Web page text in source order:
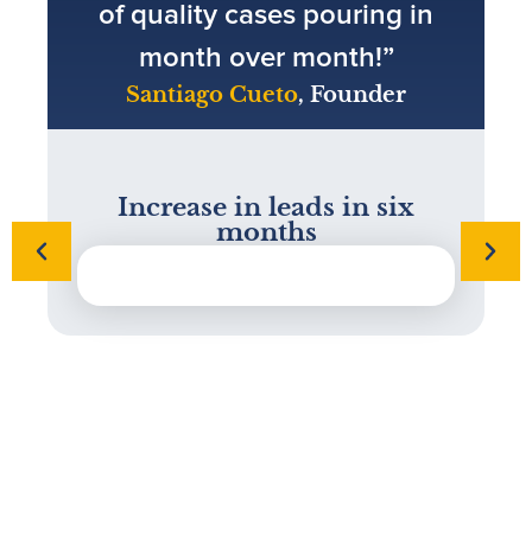
of quality cases pouring in
month over month!”
Santiago Cueto, Founder
Increase in leads in six
months